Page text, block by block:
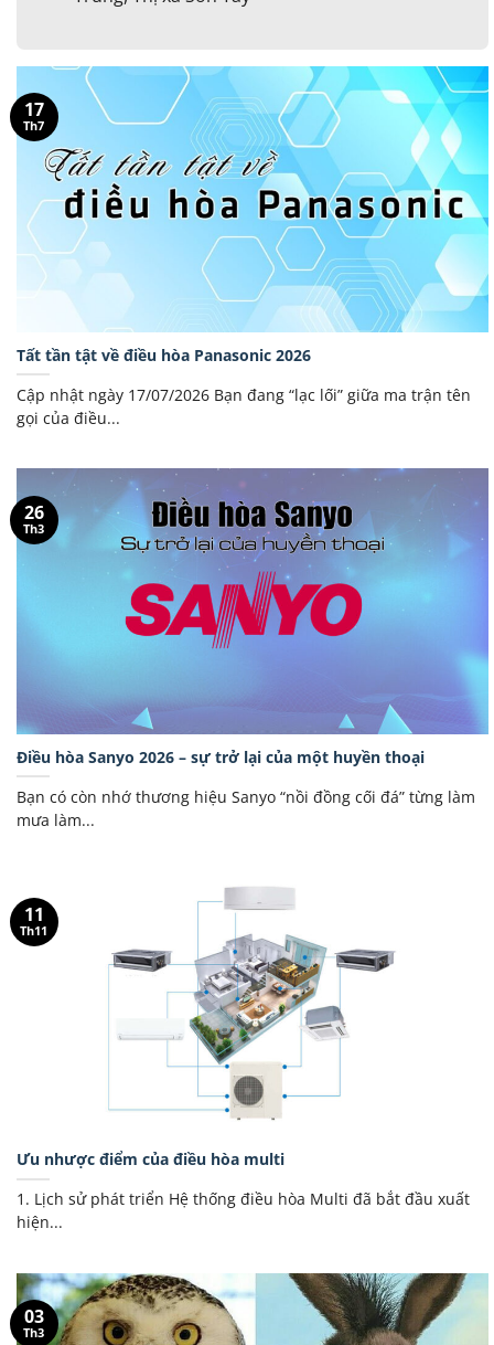
Tất tần tật về điều hòa Panasonic 2026
Cập nhật ngày 17/07/2026 Bạn đang “lạc lối” giữa ma trận tên
gọi của điều...
17
Th7
Điều hòa Sanyo 2026 – sự trở lại của một huyền thoại
Bạn có còn nhớ thương hiệu Sanyo “nồi đồng cối đá” từng làm
mưa làm...
26
Th3
Ưu nhược điểm của điều hòa multi
1. Lịch sử phát triển Hệ thống điều hòa Multi đã bắt đầu xuất
hiện...
11
Th11
03
Th3